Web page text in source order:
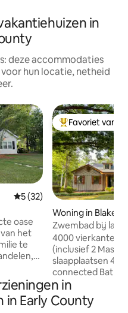
in
deze accommodaties
hun locatie, netheid
Gemiddelde beoordeling
5 (32)
oase
het
te
in de
Topfavoriet van
Favoriet van
Woning in Blakely
Zwembad bij
Privélandgoed
4000 vierkante voet 5
(inclusief 2 Master
slaapplaatsen 4,5 Bad (inclusief Jack & Jill
connected Bath)
3 open haarden 2
Eetkamer Koffie- en theebar Kantoor
in
Early County